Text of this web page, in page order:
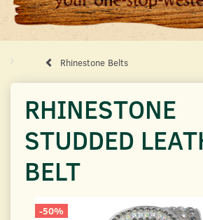
Rhinestone Belts
RHINESTONE
STUDDED
BELT
-50%